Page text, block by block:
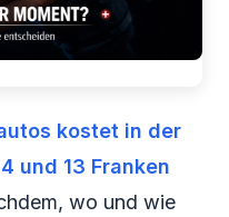
kostet in der
und 13 Franken
wo und wie